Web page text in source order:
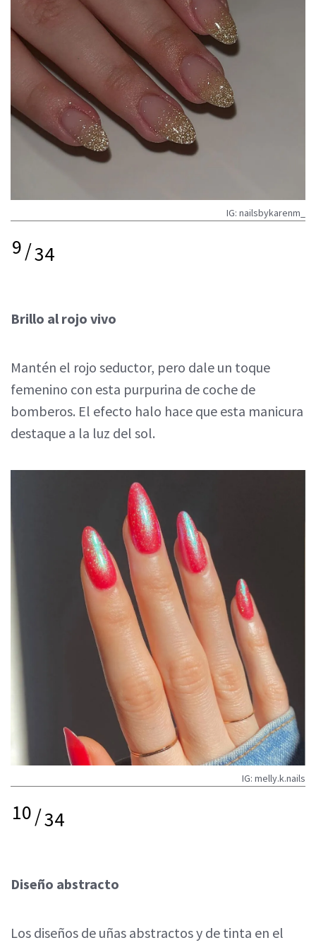
IG: nailsbykarenm_
9/34
Brillo al rojo vivo
Mantén el rojo seductor, pero dale un toque
femenino con esta purpurina de coche de
bomberos. El efecto halo hace que esta manicura
destaque a la luz del sol.
IG: melly.k.nails
10/34
Diseño abstracto
Los diseños de uñas abstractos y de tinta en el